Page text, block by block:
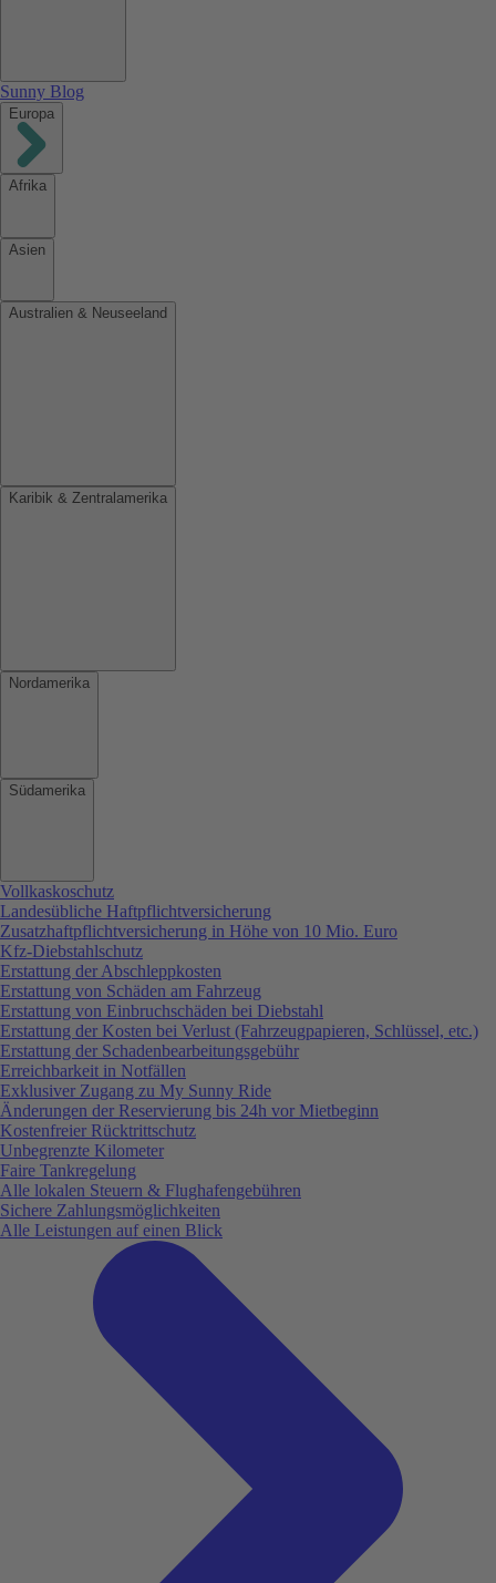
Sunny Blog
Europa
Afrika
Asien
Australien & Neuseeland
Karibik & Zentralamerika
Nordamerika
Südamerika
Vollkaskoschutz
Landesübliche Haftpflichtversicherung
Zusatzhaftpflichtversicherung in Höhe von 10 Mio. Euro
Kfz-Diebstahlschutz
Erstattung der Abschleppkosten
Erstattung von Schäden am Fahrzeug
Erstattung von Einbruchschäden bei Diebstahl
Erstattung der Kosten bei Verlust (Fahrzeugpapieren, Schlüssel, etc.)
Erstattung der Schadenbearbeitungsgebühr
Erreichbarkeit in Notfällen
Exklusiver Zugang zu My Sunny Ride
Änderungen der Reservierung bis 24h vor Mietbeginn
Kostenfreier Rücktrittschutz
Unbegrenzte Kilometer
Faire Tankregelung
Alle lokalen Steuern & Flughafengebühren
Sichere Zahlungsmöglichkeiten
Alle Leistungen auf einen Blick